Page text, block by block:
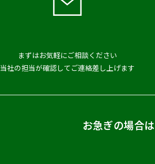
まずはお気軽にご相談ください
当社の担当が確認してご連絡差し上げます
お急ぎの場合